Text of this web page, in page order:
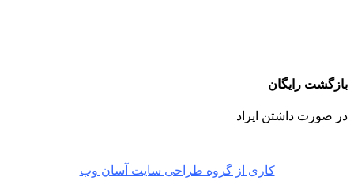
بازگشت رایگان
در صورت داشتن ایراد
کاری از گروه طراحی سایت آسان وب